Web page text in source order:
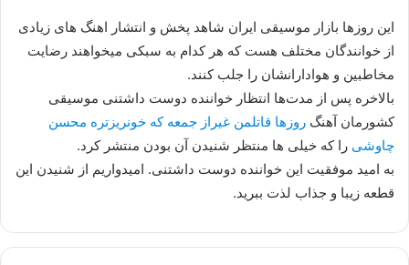
این روزها بازار موسیقی ایران شاهد پخش و انتشار اهنگ های زیادی
از خوانندگان مختلف هست که هر کدام به سبکی میخواهند رضایت
مخاطبین و هوادارانشان را جلب کنند.
بالاخره پس از مدت‌ها انتظار خواننده دوست داشتنی موسیقی
کشورمان آهنگ روزها قاتلمن غیراز جمعه که خونریزتره محسن
چاوشی را که خیلی ها منتظر شنیدن آن بودن منتشر کرد.
به امید موفقیت این خواننده دوست داشتنی. امیدواریم از شنیدن این
قطعه زیبا و جذاب لذت ببرید.